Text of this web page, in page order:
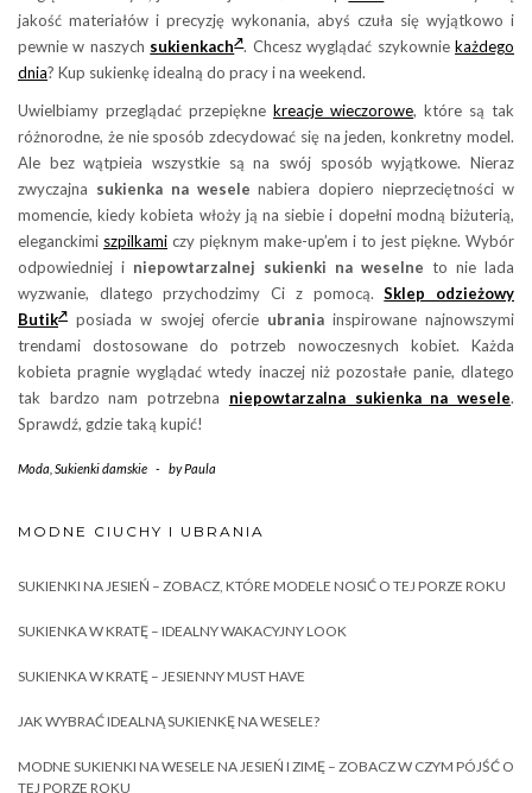
jakość materiałów i precyzję wykonania, abyś czuła się wyjątkowo i
pewnie w naszych sukienkach . Chcesz wyglądać szykowniekażdego
dnia? Kup sukienkę idealną do pracy i na weekend.
Uwielbiamy przeglądać przepiękne kreacje wieczorowe, które są tak
różnorodne, że nie sposób zdecydować się na jeden, konkretny model.
Ale bez wątpieia wszystkie są na swój sposób wyjątkowe. Nieraz
zwyczajna sukienka na wesele nabiera dopiero nieprzeciętności w
momencie, kiedy kobieta włoży ją na siebie i dopełni modną biżuterią,
eleganckimi szpilkami czy pięknym make-up’em i to jest piękne. Wybór
odpowiedniej i niepowtarzalnej sukienki na weselne to nie lada
wyzwanie, dlatego przychodzimy Ci z pomocą.Sklep odzieżowy
Butik
posiada w swojej ofercie ubrania inspirowane najnowszymi
trendami dostosowane do potrzeb nowoczesnych kobiet. Każda
kobieta pragnie wyglądać wtedy inaczej niż pozostałe panie, dlatego
tak bardzo nam potrzebna niepowtarzalna sukienka na wesele.
Sprawdź, gdzie taką kupić!
Moda Sukienki damskie - byPaula
MODNE CIUCHY I UBRANIA
SUKIENKI NA JESIEŃ – ZOBACZ, KTÓRE MODELE NOSIĆ O TEJ PORZE ROKU
SUKIENKA W KRATĘ – IDEALNY WAKACYJNY LOOK
SUKIENKA W KRATĘ – JESIENNY MUST HAVE
JAK WYBRAĆ IDEALNĄ SUKIENKĘ NA WESELE?
MODNE SUKIENKI NA WESELE NA JESIEŃ I ZIMĘ – ZOBACZ W CZYM PÓJŚĆ O
TEJ PORZE ROKU